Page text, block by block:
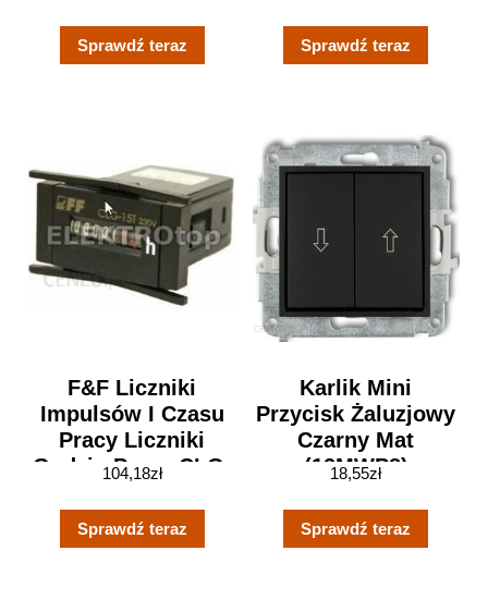
Sprawdź teraz
Wyłączenia Od 30
Sek Do 99 Min
Sprawdź teraz
F&F Liczniki
Impulsów I Czasu
Pracy Liczniki
Godzin Pracy CLG-
104,18zł
Sprawdź teraz
Karlik Mini
Przycisk Żaluzjowy
Czarny Mat
(12MWP8)
18,55zł
Sprawdź teraz